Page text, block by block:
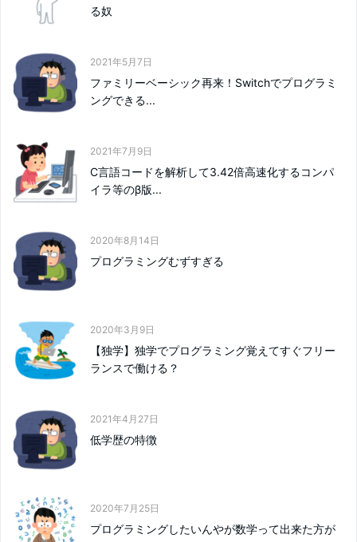
る奴
2021年5月7日
ファミリーベーシック再来！Switchでプログラミ
ングできる...
2021年7月9日
C言語コードを解析して3.42倍高速化するコンパ
イラ等のβ版...
2020年8月14日
プログラミングむずすぎる
2020年3月9日
【独学】独学でプログラミング覚えてすぐフリー
ランスで働ける？
2021年4月27日
低学歴の特徴
2020年7月25日
プログラミングしたいんやが数学って出来た方が